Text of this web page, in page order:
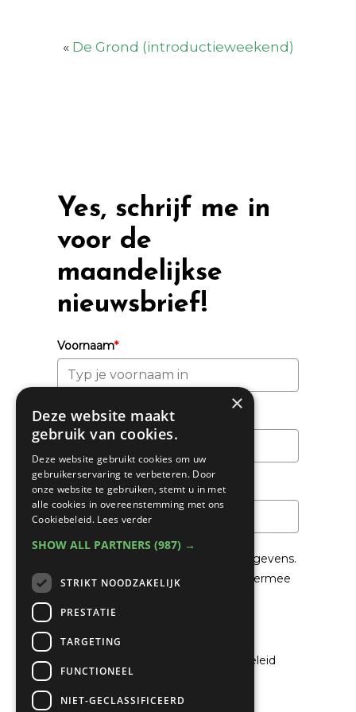
« De Grond (introductieweekend)
Yes, schrijf me in
voor de
maandelijkse
nieuwsbrief!
Voornaam*
Achternaam
Email*
We gaan voorzichtig om met je gegevens.
Lees in hetPrivacybeleid
hoe we hiermee
Ik ga akkoord met het privacybeleid
×
Deze website maakt
gebruik van cookies.
Deze website gebruikt cookies om uw
gebruikerservaring te verbeteren. Door
onze website te gebruiken, stemt u in met
alle cookies in overeenstemming met ons
Cookiebeleid. Lees verder
SHOW ALL PARTNERS (987) →
STRIKT NOODZAKELIJK
PRESTATIE
TARGETING
FUNCTIONEEL
NIET-GECLASSIFICEERD